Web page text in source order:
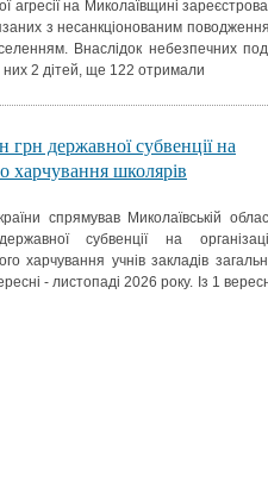
агресії на Миколаївщині
з несанкціонованим
Внаслідок небезпечних
них 2 дітей, ще 122 отримали
державної субвенції на
харчування школярів
спрямував Миколаївській
субвенції на
харчування учнів закладів
- листопаді 2026 року. Із 1